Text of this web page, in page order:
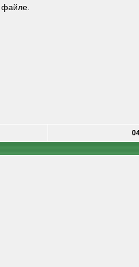
файле.